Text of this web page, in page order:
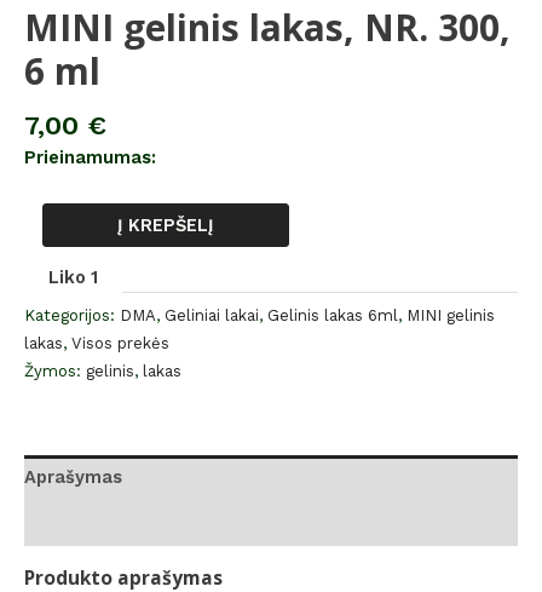
MINI gelinis lakas, NR. 300,
6 ml
7,00 €
Prieinamumas:
Į KREPŠELĮ
Liko 1
Kategorijos: DMA, Geliniai lakai, Gelinis lakas 6ml , MINI gelinis
lakas, Visos prekės
Žymos: gelinis, lakas
Aprašymas
Produkto aprašymas